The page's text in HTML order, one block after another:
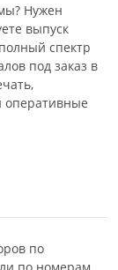
Нужен
выпуск
спектр
под заказ в
оперативные
по
по номерам